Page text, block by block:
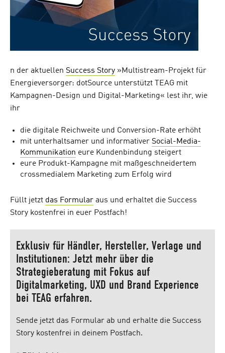
n der aktuellen Success Story »Multistream-Projekt für
Energieversorger: dotSource unterstützt TEAG mit
Kampagnen-Design und Digital-Marketing« lest ihr, wie
ihr
die digitale Reichweite und Conversion-Rate erhöht
mit unterhaltsamer und informativer Social-Media-
Kommunikation eure Kundenbindung steigert
eure Produkt-Kampagne mit maßgeschneidertem
crossmedialem Marketing zum Erfolg wird
Füllt jetzt das Formular aus und erhaltet die Success
Story kostenfrei in euer Postfach!